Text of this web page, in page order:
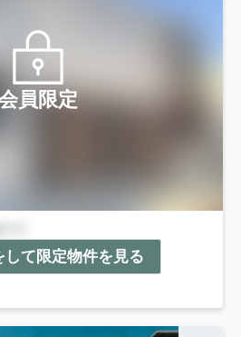
員限定
して限定物件を見る